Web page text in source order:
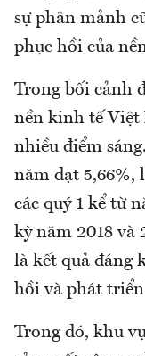
sự phân mảnh
phục hồi của
Trong bối cảnh
nền kinh tế Việt
nhiều điểm
năm đạt 5,66%,
các quý 1 kể từ
kỳ năm 2018 và
là kết quả đáng
hồi và phát
Trong đó, khu